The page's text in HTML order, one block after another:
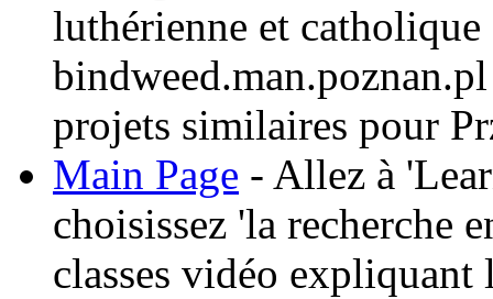
luthérienne et
projets similaires pour
Main Page - Allez à
choisissez 'la recherche
classes vidéo expliquant